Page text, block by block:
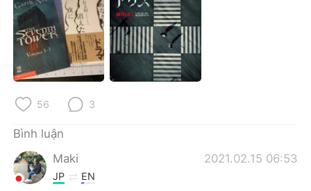
56 3
Bình luận
Maki
2021.02.15 06:53
JP EN